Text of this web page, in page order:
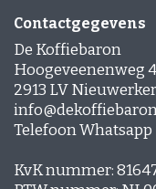
Contactgegevens
De Koffiebaron
Hoogeveenenweg 4
2913 LV
Telefoon Whatsapp
KvK nummer: